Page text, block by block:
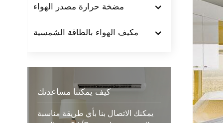
مضخة حرارة مصدر الهواء
مكيف الهواء بالطاقة الشمسية
كيف يمكننا مساعدتك
يمكنك الاتصال بنا بأي طريقة مناسبة